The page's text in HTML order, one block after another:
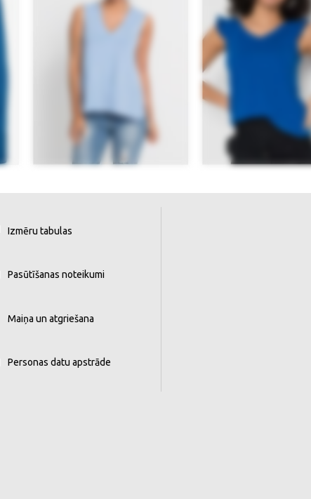
Izmēru tabulas
Pasūtīšanas noteikumi
Maiņa un atgriešana
Personas datu apstrāde